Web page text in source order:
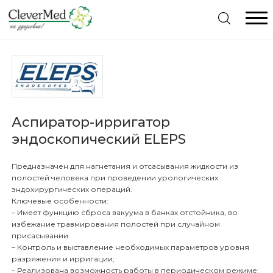
Меню
Главная
Видеоэндоскопы Pentax. Отличное предложение
Видеопроцессоры Pentax. Отличное предложение
Жесткая эндоскопия
Гистероскопы
Гибкая Эндоскопия
Дезинфекция эндоскопов
Рентгенология
Комплексное оснащение
Консультация специалиста
Гарантия
Статьи
Контакты
Аспиратор-ирригатор
эндоскопический ELEPS
Предназначен для нагнетания и отсасывания жидкости из
полостей человека при проведении урологических
эндохирургических операций.
Ключевые особенности:
– Имеет функцию сброса вакуума в банках отстойника, во
избежание травмирования полостей при случайном
присасывании
– Контроль и выставление необходимых параметров уровня
разряжения и ирригации;
– Реализована возможность работы в периодическом режиме;